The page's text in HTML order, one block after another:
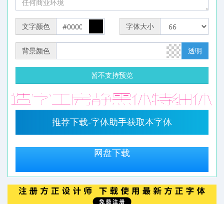
文字颜色 字体大小
背景颜色 透明
暂不支持预览
推荐下载-字体助手获取本字体
网盘下载